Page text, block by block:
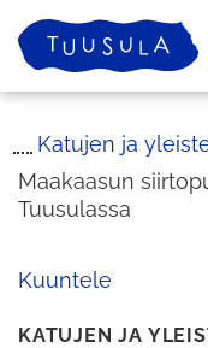
Siirry
sisältöön
Etusivu
Katujen ja
Maakaasun
Tuusulassa
Kuuntele
KATUJEN JA